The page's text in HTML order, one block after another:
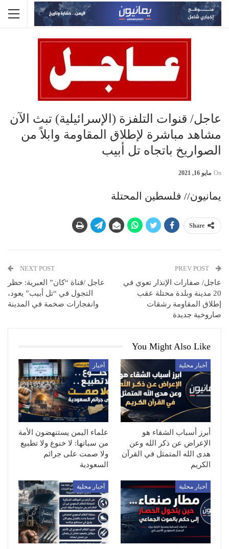
عاجل/ قنوات التلفزة (الإسرائيلية) تبث الآن
مشاهد مباشرة لإطلاق المقاومة وابلاً من
الصواريخ باتجاه تل أبيب
On مايو 16, 2021
يمانيون// فلسطين المحتلة
Share
عاجل/ صفارات الإنذار تعوي في
20 مدينة وبلدة محتلة عقب
إطلاق المقاومة رشقات
صاروخية جديدة
NEXT POST
عاجل /قناة “كان” العبرية: حظر
التجول في “تل أبيب” يعود،
وانفجارات ضخمة في المدينة
You Might Also Like
أخبار محلية
أبرز أسباب الشقاء هو
الإعراض عن ذكر الله وعن
هدى الله المتمثل في القرآن
الكريم
أخبار
علماء اليمن يستنهضون الأمة
من سباتها: لا خنوع ولا تطبيع
ولا صمت على جرائم
السعودية
أخبار محلية أخبار محلية